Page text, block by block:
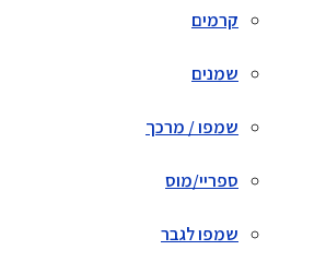
קרמים
שמנים
שמפו / מרכך
ספריי/מוס
שמפו לגבר